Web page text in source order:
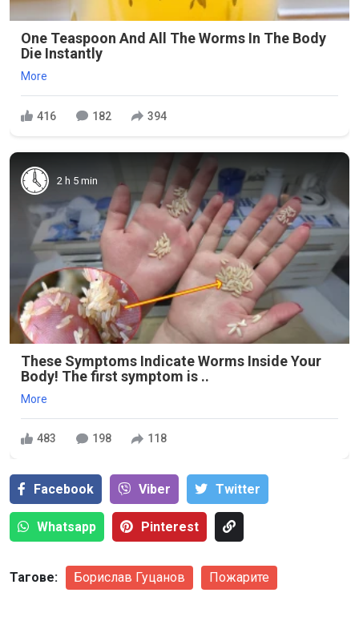
One Teaspoon And All The Worms In The Body
Die Instantly
More
416 182 394
2 h 5 min
These Symptoms Indicate Worms Inside Your
Body! The first symptom is ..
More
483 198 118
Facebook Viber Тwitter
Whatsapp Pinterest
Тагове: Борислав Гуцанов Пожарите